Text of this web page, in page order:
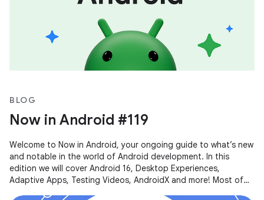
BLOG
Now in Android #119
Welcome to Now in Android, your ongoing guide to what’s new
and notable in the world of Android development. In this
edition we will cover Android 16, Desktop Experiences,
Adaptive Apps, Testing Videos, AndroidX and more! Most of